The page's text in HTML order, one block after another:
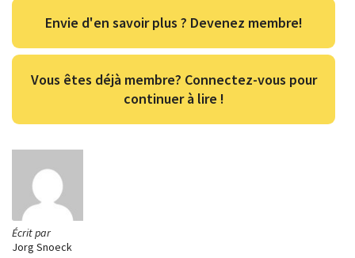
Écrit par
Jorg Snoeck
Envie d'en savoir plus ? Devenez membre!
Vous êtes déjà membre? Connectez-vous pour
continuer à lire !